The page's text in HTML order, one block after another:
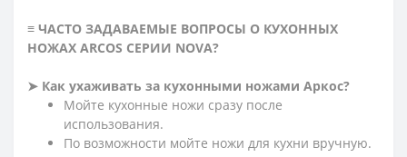
≡ ЧАСТО ЗАДАВАЕМЫЕ ВОПРОСЫ О КУХОННЫХ
НОЖАХ ARCOS СЕРИИ NOVA?
➤ Как ухаживать за кухонными ножами Аркос?
Мойте кухонные ножи сразу после
использования.
По возможности мойте ножи для кухни вручную.